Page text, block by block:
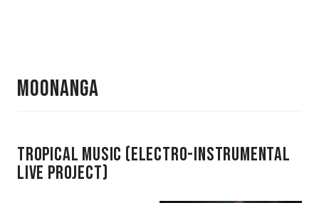
MOONANGA
TROPICAL MUSIC (Electro-instrumental
live Project)